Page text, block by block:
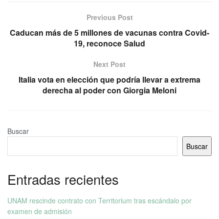
Previous Post
Caducan más de 5 millones de vacunas contra Covid-
19, reconoce Salud
Next Post
Italia vota en elección que podría llevar a extrema
derecha al poder con Giorgia Meloni
Buscar
Buscar
Entradas recientes
UNAM rescinde contrato con Territorium tras escándalo por
examen de admisión